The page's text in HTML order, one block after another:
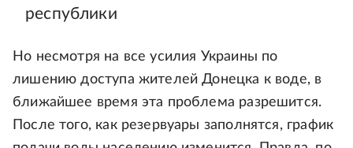
республики
Но несмотря на все усилия Украины по
лишению доступа жителей Донецка к воде, в
ближайшее время эта проблема разрешится.
После того, как резервуары заполнятся, график